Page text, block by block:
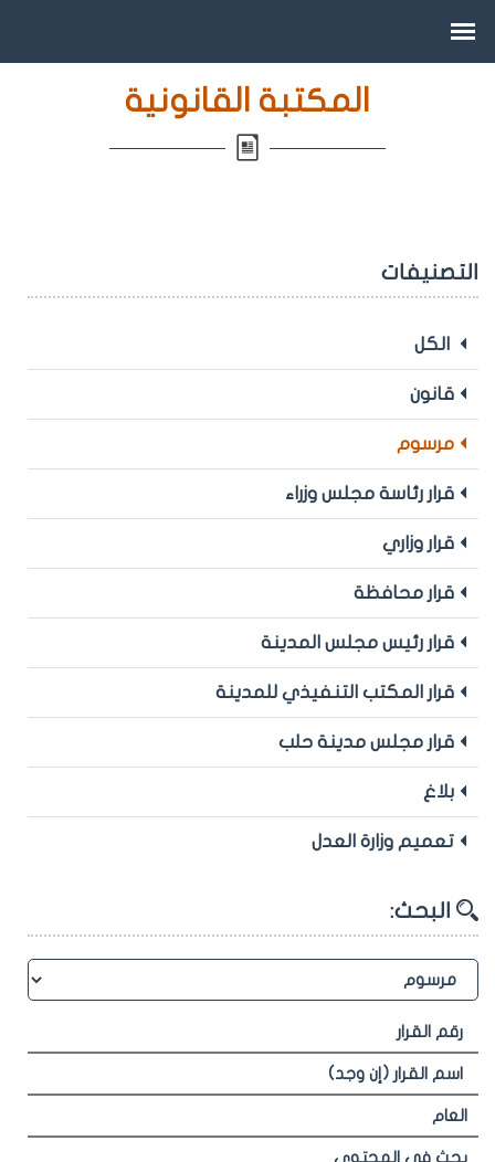
المكتبة القانونية
التصنيفات
الكل
قانون
مرسوم
قرار رئاسة مجلس وزراء
قرار وزاري
قرار محافظة
قرار رئيس مجلس المدينة
قرار المكتب التنفيذي للمدينة
قرار مجلس مدينة حلب
بلاغ
تعميم وزارة العدل
البحث: